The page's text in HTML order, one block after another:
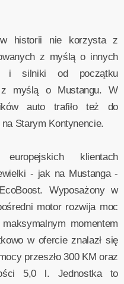
historii nie korzysta z
z myślą o innych
i silniki od początku
z myślą o Mustangu. W
auto trafiło też do
Starym Kontynencie.
klientach
- jak na Mustanga -
Wyposażony w
motor rozwija moc
momentem
w ofercie znalazł się
przeszło 300 KM oraz
5,0 l. Jednostka to